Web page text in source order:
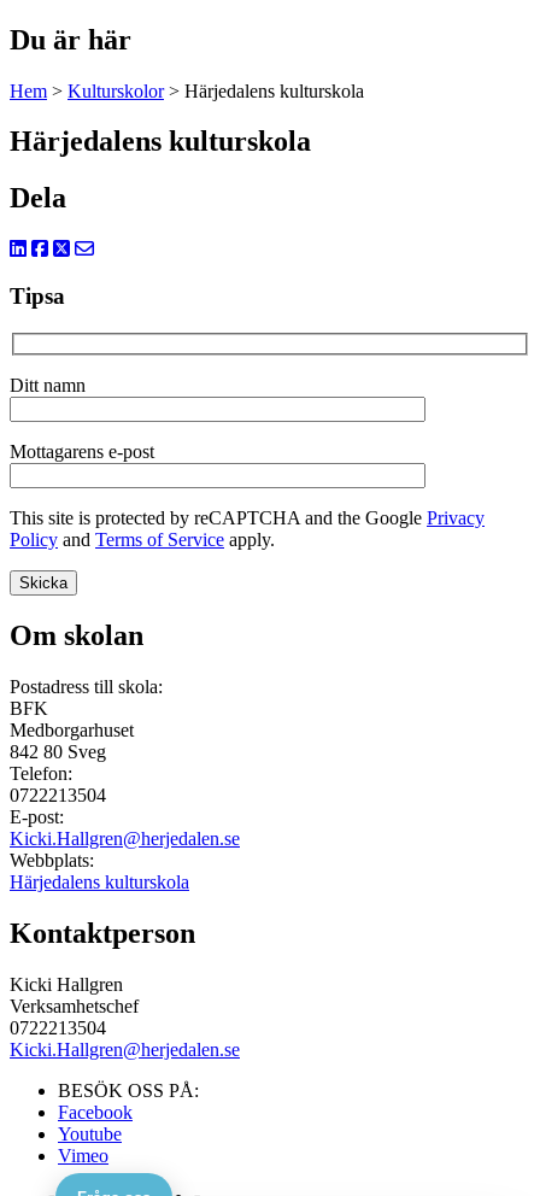
Du är här
Hem > Kulturskolor> Härjedalens kulturskola
Härjedalens kulturskola
Dela
Tipsa
Ditt namn
Mottagarens e-post
This site is protected by reCAPTCHA and the Google Privacy
Policy and Terms of Service apply.
Om skolan
Postadress till skola:
BFK
Medborgarhuset
842 80 Sveg
Telefon:
0722213504
E-post:
Kicki.Hallgren@herjedalen.se
Webbplats:
Härjedalens kulturskola
Kontaktperson
Kicki Hallgren
Verksamhetschef
0722213504
Kicki.Hallgren@herjedalen.se
BESÖK OSS PÅ:
Facebook
Youtube
Vimeo